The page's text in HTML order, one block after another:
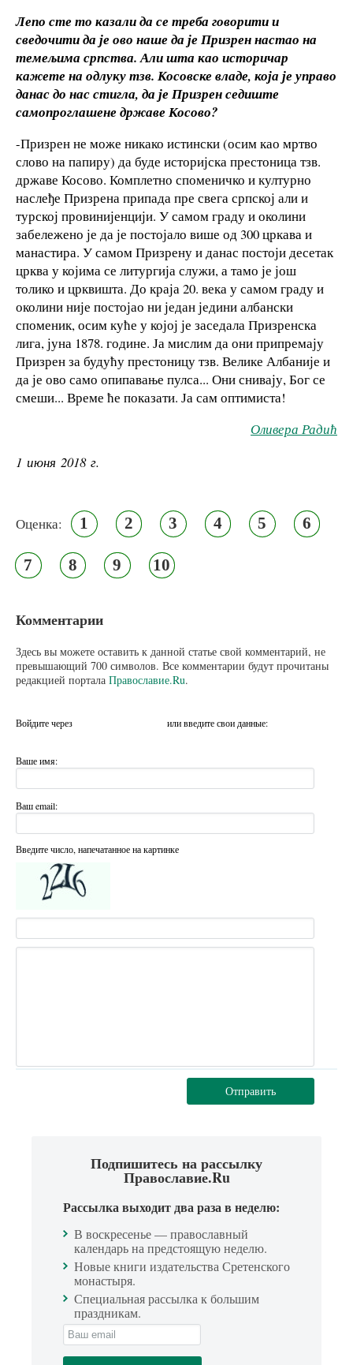
Лепо сте то казали да се треба говорити и
сведочити да је ово наше да је Призрен настао на
темељима српства. Али шта као историчар
кажете на одлуку тзв. Косовске владе, која је управо
данас до нас стигла, да је Призрен седиште
самопроглашене државе Косово?
-Призрен не може никако истински (осим као мртво
слово на папиру) да буде историјска престоница тзв.
државе Косово. Комплетно споменичко и културно
наслеђе Призрена припада пре свега српској али и
турској провинијенцији. У самом граду и околини
забележено је да је постојало више од 300 цркава и
манастира. У самом Призрену и данас постоји десетак
црква у којима се литургија служи, а тамо је још
толико и црквишта. До краја 20. века у самом граду и
околини није постојао ни један једини албански
споменик, осим куће у којој је заседала Призренска
лига, јуна 1878. године. Ја мислим да они припремају
Призрен за будућу престоницу тзв. Велике Албаније и
да је ово само опипавање пулса... Они снивају, Бог се
смеши... Време ће показати. Ја сам оптимиста!
Оливера Радић
1 июня 2018 г.
Оценка: 1 2 3 4 5 6
7 8 9 10
Комментарии
Здесь вы можете оставить к данной статье свой комментарий, не
превышающий 700 символов. Все комментарии будут прочитаны
редакцией портала Православие.Ru.
Войдите через или введите свои данные:
Ваше имя:
Ваш email:
Введите число, напечатанное на картинке
Отправить
Подпишитесь на рассылку
Православие.Ru
Рассылка выходит два раза в неделю:
В воскресенье — православный
календарь на предстоящую неделю.
Новые книги издательства Сретенского
монастыря.
Специальная рассылка к большим
праздникам.